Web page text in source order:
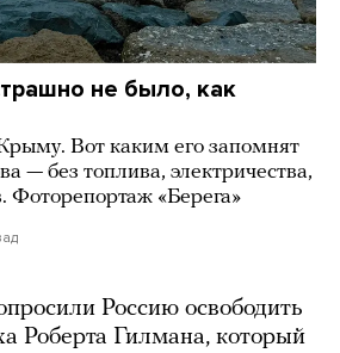
не было, как
Вот каким его запомнят
— без топлива, электричества,
Фоторепортаж «Берега»
Россию освободить
Роберта Гилмана, который